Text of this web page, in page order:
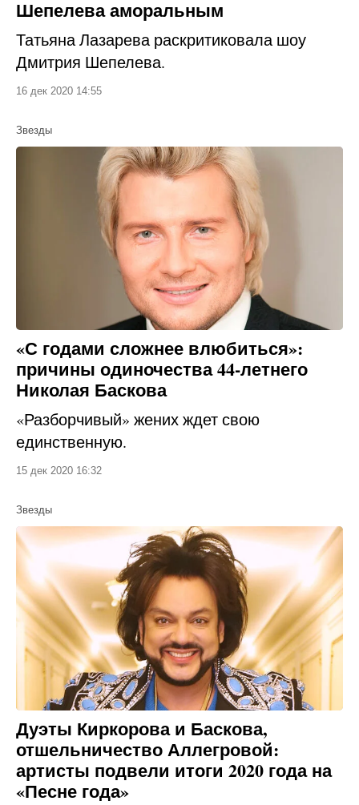
Шепелева аморальным
Татьяна Лазарева раскритиковала шоу
Дмитрия Шепелева.
16 дек 2020 14:55
Звезды
«С годами сложнее влюбиться»:
причины одиночества 44-летнего
Николая Баскова
«Разборчивый» жених ждет свою
единственную.
15 дек 2020 16:32
Звезды
Дуэты Киркорова и Баскова,
отшельничество Аллегровой:
артисты подвели итоги 2020 года на
«Песне года»